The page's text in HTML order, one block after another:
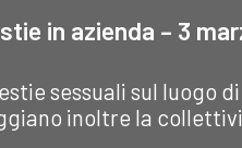
in azienda – 3
sessuali sul luogo
inoltre la